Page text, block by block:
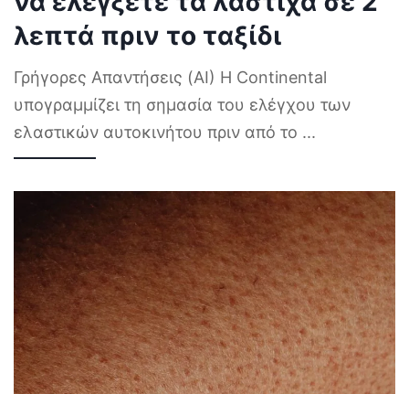
λεπτά πριν το ταξίδι
Γρήγορες Απαντήσεις (AI) Η Continental
υπογραμμίζει τη σημασία του ελέγχου των
ελαστικών αυτοκινήτου πριν από το ...